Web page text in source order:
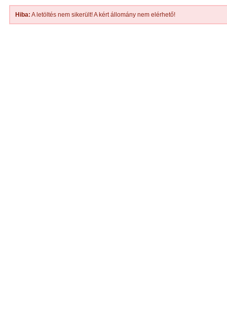
Hiba: A letöltés nem sikerült! A kért állomány nem elérhető!